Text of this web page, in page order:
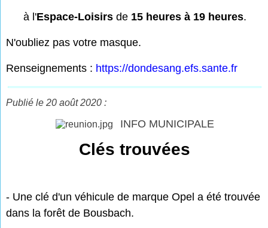
à l'Espace-Loisirsde 15 heures à 19 heures.
N'oubliez pas votre masque.
Renseignements : https://dondesang.efs.sante.fr
Publié le 20 août 2020 :
INFO MUNICIPALE
Clés trouvées
- Une clé d'un véhicule de marque Opel a été trouvée
dans la forêt de Bousbach.